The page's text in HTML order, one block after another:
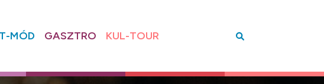
MÓD GASZTRO KUL-TOUR